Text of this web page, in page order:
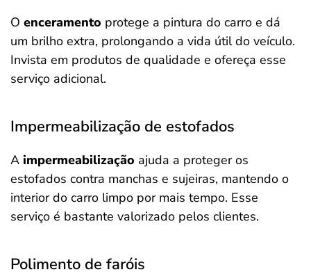
O enceramento protege a pintura do carro e dá
um brilho extra, prolongando a vida útil do veículo.
Invista em produtos de qualidade e ofereça esse
serviço adicional.
Impermeabilização de estofados
A impermeabilização ajuda a proteger os
estofados contra manchas e sujeiras, mantendo o
interior do carro limpo por mais tempo. Esse
serviço é bastante valorizado pelos clientes.
Polimento de faróis